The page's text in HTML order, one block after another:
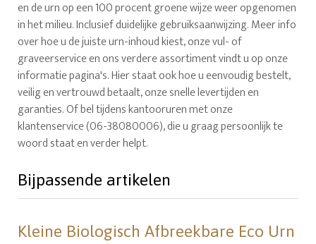
en de urn op een 100 procent groene wijze weer opgenomen
in het milieu. Inclusief duidelijke gebruiksaanwijzing. Meer info
over hoe u de juiste urn-inhoud kiest, onze vul- of
graveerservice en ons verdere assortiment vindt u op onze
informatie pagina's. Hier staat ook hoe u eenvoudig bestelt,
veilig en vertrouwd betaalt, onze snelle levertijden en
garanties. Of bel tijdens kantooruren met onze
klantenservice (06-38080006), die u graag persoonlijk te
woord staat en verder helpt.
Bijpassende artikelen
Kleine Biologisch Afbreekbare Eco Urn